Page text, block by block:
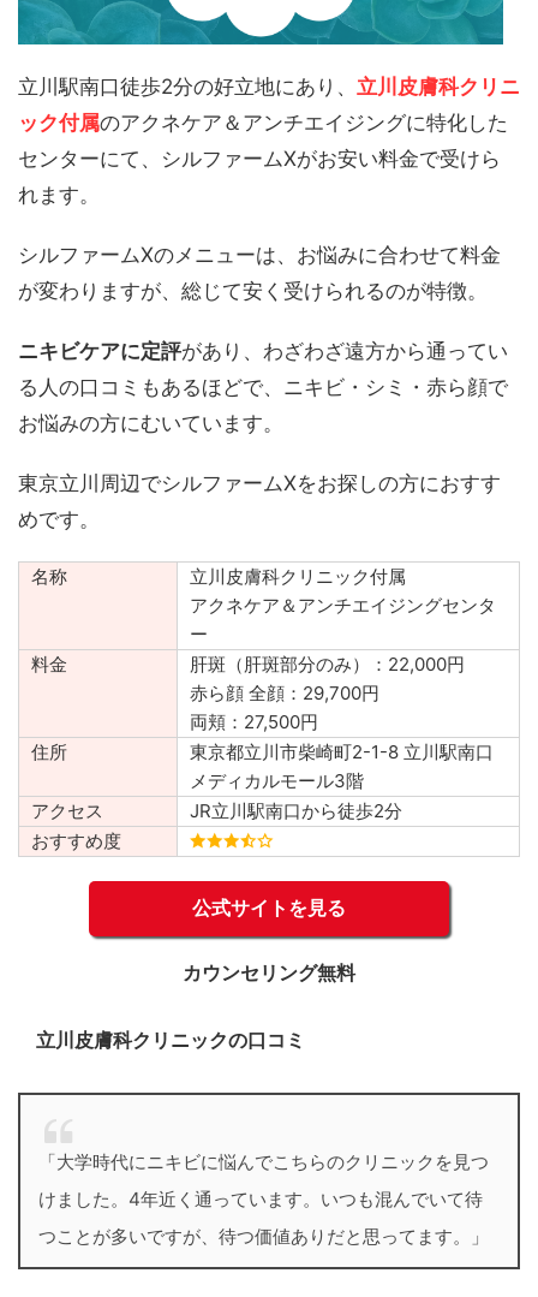
立川駅南口徒歩2分の好立地にあり、 立川皮膚科クリニ
ック付属のアクネケア＆アンチエイジングに特化した
センターにて、シルファームXがお安い料金で受けら
れます。
シルファームXのメニューは、お悩みに合わせて料金
が変わりますが、総じて安く受けられるのが特徴。
ニキビケアに定評があり、わざわざ遠方から通ってい
る人の口コミもあるほどで、ニキビ・シミ・赤ら顔で
お悩みの方にむいています。
東京立川周辺でシルファームXをお探しの方におすす
めです。
名称
立川皮膚科クリニック付属
アクネケア＆アンチエイジングセンタ
ー
料金
肝斑（肝斑部分のみ）：22,000円
赤ら顔 全顔：29,700円
両頬：27,500円
住所
東京都立川市柴崎町2-1-8 立川駅南口
メディカルモール3階
アクセス
JR立川駅南口から徒歩2分
おすすめ度
公式サイトを見る
カウンセリング無料
立川皮膚科クリニックの口コミ
「大学時代にニキビに悩んでこちらのクリニックを見つ
けました。4年近く通っています。いつも混んでいて待
つことが多いですが、待つ価値ありだと思ってます。」